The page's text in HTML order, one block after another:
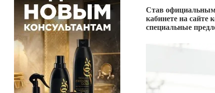
Став официальным
кабинете на сайте
специальные